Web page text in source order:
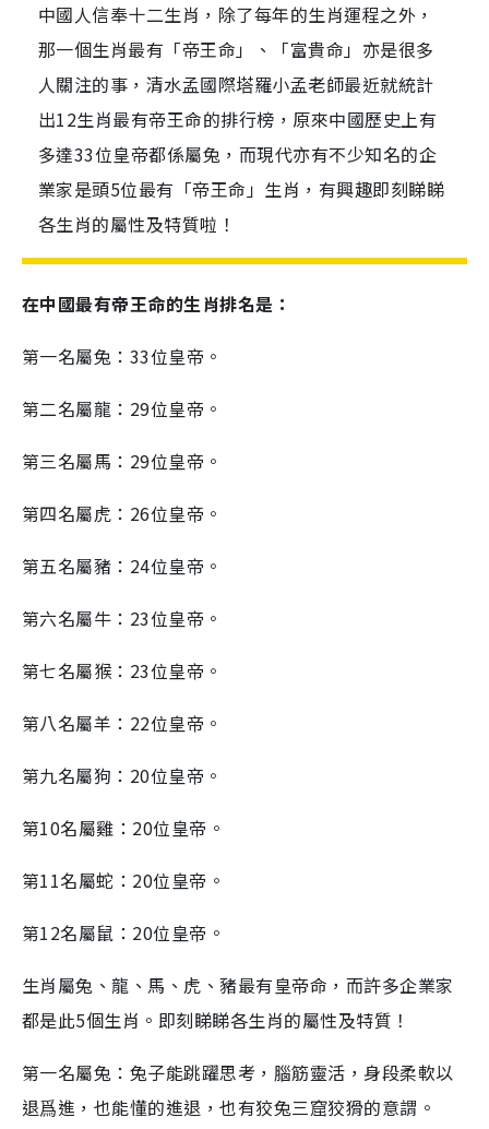
中國人信奉十二生肖，除了每年的生肖運程之外，
那一個生肖最有「帝王命」、「富貴命」亦是很多
人關注的事，清水孟國際塔羅小孟老師最近就統計
出12生肖最有帝王命的排行榜，原來中國歷史上有
多達33位皇帝都係屬兔，而現代亦有不少知名的企
業家是頭5位最有「帝王命」生肖，有興趣即刻睇睇
各生肖的屬性及特質啦！
在中國最有帝王命的生肖排名是：
第一名屬兔：33位皇帝。
第二名屬龍：29位皇帝。
第三名屬馬：29位皇帝。
第四名屬虎：26位皇帝。
第五名屬豬：24位皇帝。
第六名屬牛：23位皇帝。
第七名屬猴：23位皇帝。
第八名屬羊：22位皇帝。
第九名屬狗：20位皇帝。
第10名屬雞：20位皇帝。
第11名屬蛇：20位皇帝。
第12名屬鼠：20位皇帝。
生肖屬兔、龍、馬、虎、豬最有皇帝命，而許多企業家
都是此5個生肖。即刻睇睇各生肖的屬性及特質！
第一名屬兔：兔子能跳躍思考，腦筋靈活，身段柔軟以
退爲進，也能懂的進退，也有狡兔三窟狡猾的意謂。